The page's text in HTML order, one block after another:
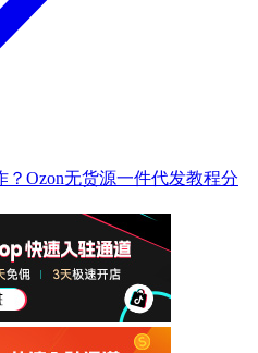
Ozon无货源一件代发教程分